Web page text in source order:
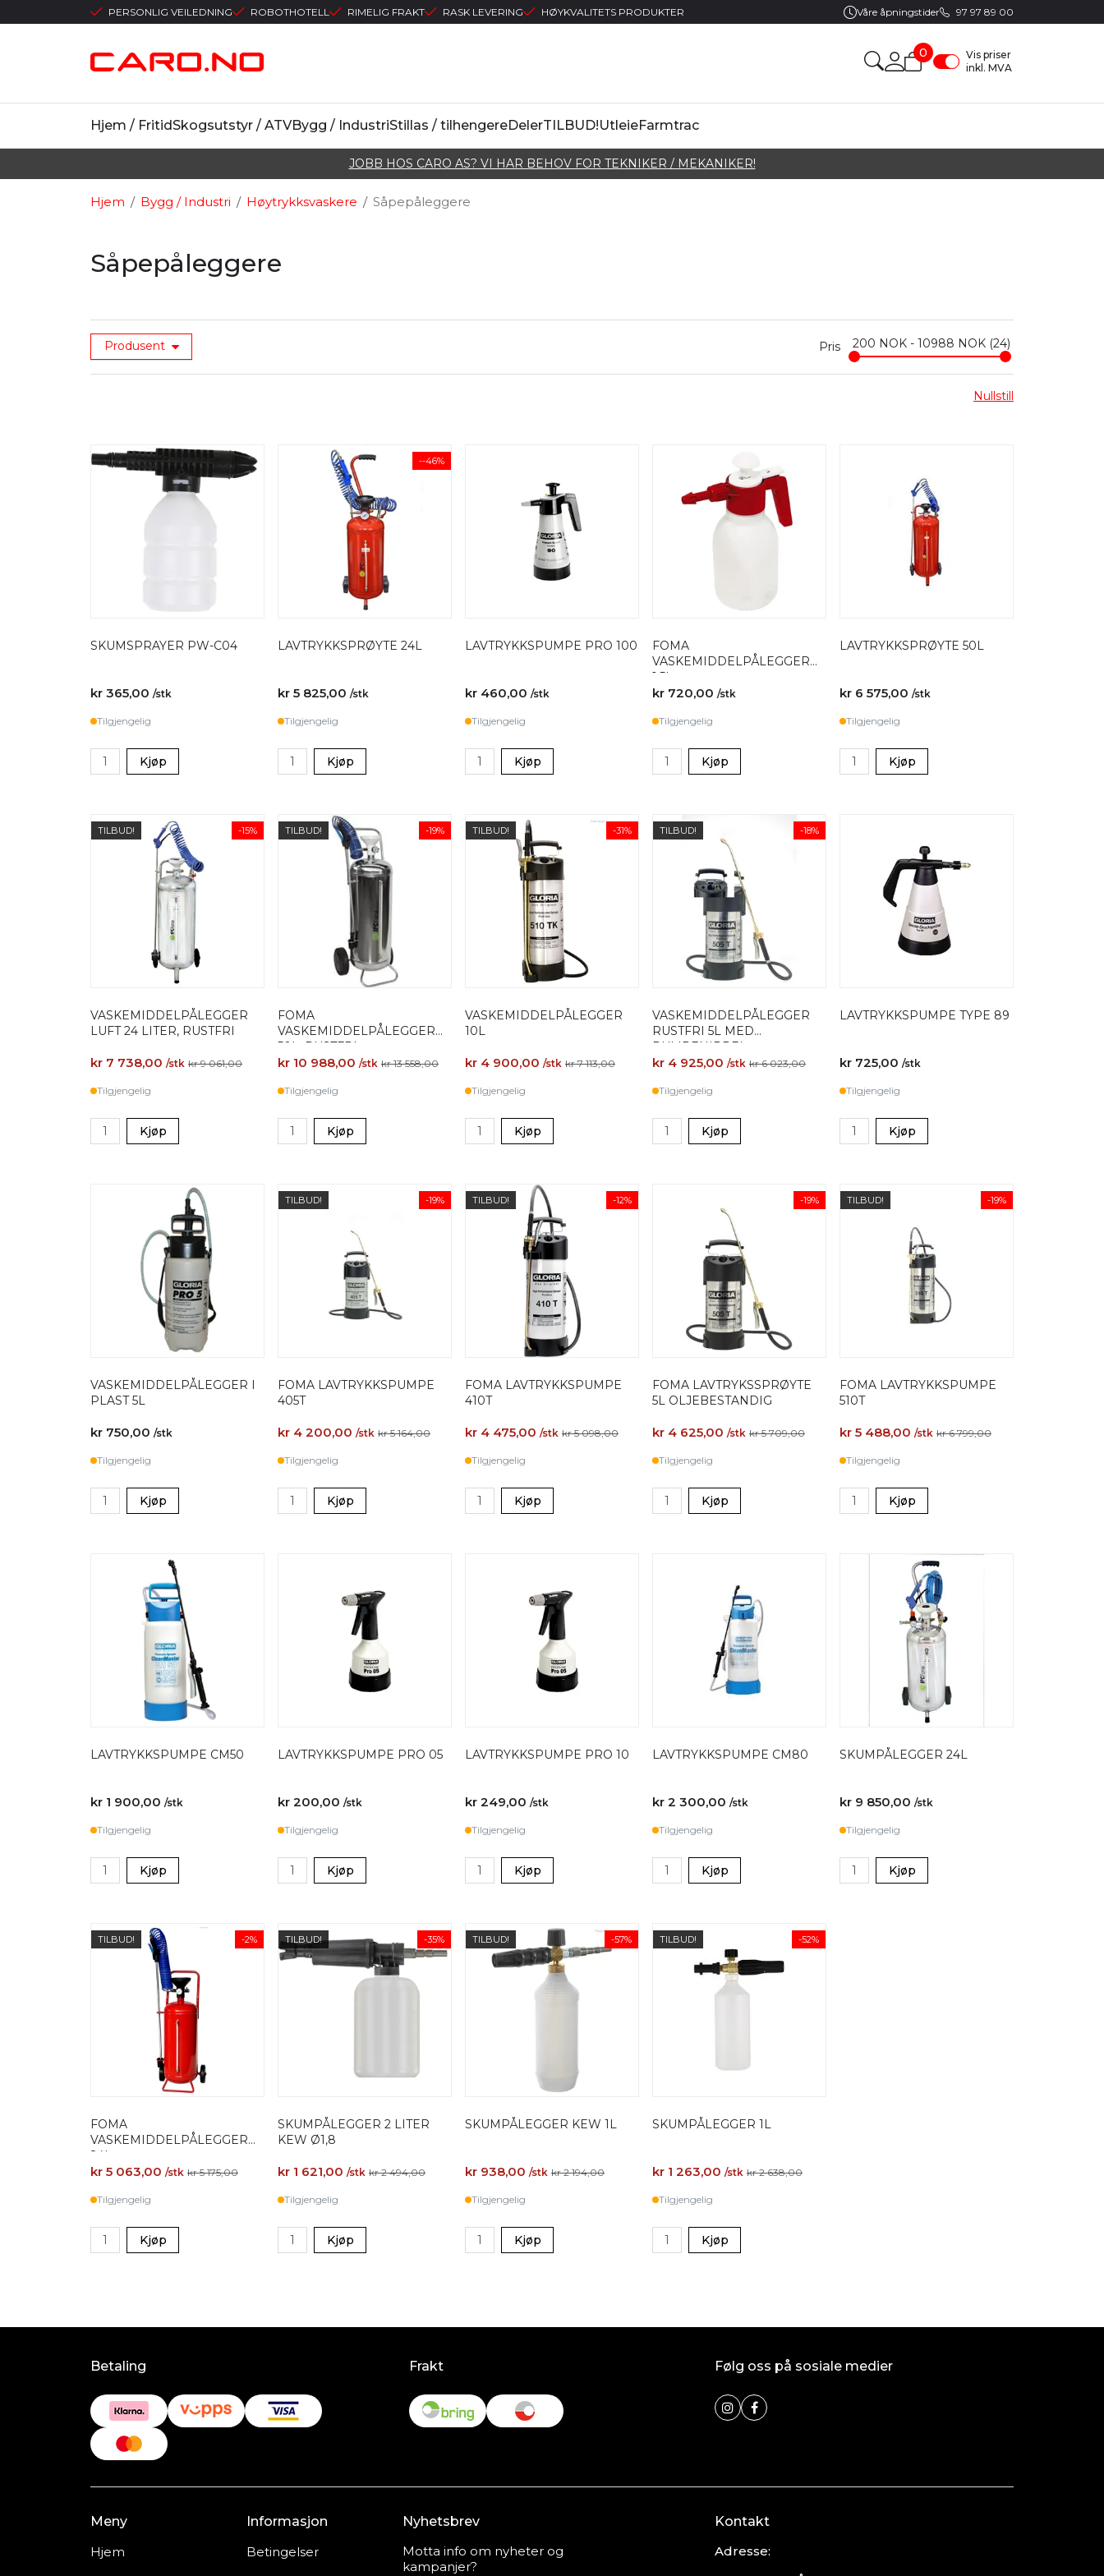
PERSONLIG VEILEDNING ROBOTHOTELL RIMELIG FRAKT RASK LEVERING HØYKVALITETS PRODUKTER Våre åpningstider 97 97 89 00
0
Vis priser
inkl. MVA
Hjem / FritidSkogsutstyr / ATVBygg / IndustriStillas / tilhengereDelerTILBUD!UtleieFarmtrac
JOBB HOS CARO AS? VI HAR BEHOV FOR TEKNIKER / MEKANIKER!
/
Hjem /
Bygg / Industri /
Høytrykksvaskere Såpepåleggere
Såpepåleggere
Produsent Pris 200 NOK - 10988 NOK 24
Nullstill
SKUMSPRAYER PW-C04
kr 365,00 /stk
Tilgjengelig
Kjøp
--46%
LAVTRYKKSPRØYTE 24L
kr 5 825,00 /stk
Tilgjengelig
Kjøp
LAVTRYKKSPUMPE PRO 100
kr 460,00 /stk
Tilgjengelig
Kjøp
FOMA
VASKEMIDDELPÅLEGGER
1.5L
kr 720,00 /stk
Tilgjengelig
Kjøp
LAVTRYKKSPRØYTE 50L
kr 6 575,00 /stk
Tilgjengelig
Kjøp
TILBUD! -15%
VASKEMIDDELPÅLEGGER
LUFT 24 LITER, RUSTFRI
kr 7 738,00 /stk kr 9 061,00
Tilgjengelig
Kjøp
TILBUD! -19%
FOMA
VASKEMIDDELPÅLEGGER
50L, RUSTFRI
kr 10 988,00 /stk kr 13 558,00
Tilgjengelig
Kjøp
TILBUD! -31%
VASKEMIDDELPÅLEGGER
10L
kr 4 900,00 /stk kr 7 113,00
Tilgjengelig
Kjøp
TILBUD! -18%
VASKEMIDDELPÅLEGGER
RUSTFRI 5L MED
PUMPENIPPEL
kr 4 925,00 /stk kr 6 023,00
Tilgjengelig
Kjøp
LAVTRYKKSPUMPE TYPE 89
kr 725,00 /stk
Tilgjengelig
Kjøp
VASKEMIDDELPÅLEGGER I
PLAST 5L
kr 750,00 /stk
Tilgjengelig
Kjøp
TILBUD! -19%
FOMA LAVTRYKKSPUMPE
405T
kr 4 200,00 /stk kr 5 164,00
Tilgjengelig
Kjøp
TILBUD! -12%
FOMA LAVTRYKKSPUMPE
410T
kr 4 475,00 /stk kr 5 098,00
Tilgjengelig
Kjøp
-19%
FOMA LAVTRYKSSPRØYTE
5L OLJEBESTANDIG
kr 4 625,00 /stk kr 5 709,00
Tilgjengelig
Kjøp
TILBUD! -19%
FOMA LAVTRYKKSPUMPE
510T
kr 5 488,00 /stk kr 6 799,00
Tilgjengelig
Kjøp
LAVTRYKKSPUMPE CM50
kr 1 900,00 /stk
Tilgjengelig
Kjøp
LAVTRYKKSPUMPE PRO 05
kr 200,00 /stk
Tilgjengelig
Kjøp
LAVTRYKKSPUMPE PRO 10
kr 249,00 /stk
Tilgjengelig
Kjøp
LAVTRYKKSPUMPE CM80
kr 2 300,00 /stk
Tilgjengelig
Kjøp
SKUMPÅLEGGER 24L
kr 9 850,00 /stk
Tilgjengelig
Kjøp
TILBUD! -2%
FOMA
VASKEMIDDELPÅLEGGER
24L
kr 5 063,00 /stk kr 5 175,00
Tilgjengelig
Kjøp
TILBUD! -35%
SKUMPÅLEGGER 2 LITER
KEW Ø1,8
kr 1 621,00 /stk kr 2 494,00
Tilgjengelig
Kjøp
TILBUD! -57%
SKUMPÅLEGGER KEW 1L
kr 938,00 /stk kr 2 194,00
Tilgjengelig
Kjøp
TILBUD! -52%
SKUMPÅLEGGER 1L
kr 1 263,00 /stk kr 2 638,00
Tilgjengelig
Kjøp
Betaling Frakt Følg oss på sosiale medier
Meny
Hjem
Informasjon
Betingelser
Nyhetsbrev
Motta info om nyheter og
kampanjer?
Kontakt
Adresse: